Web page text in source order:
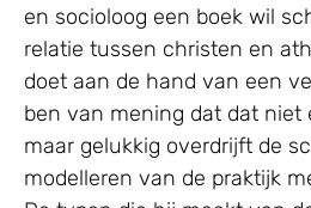
en socioloog een boek wil
relatie tussen christen en
doet aan de hand van een
ben van mening dat dat niet
maar gelukkig overdrijft de
modelleren van de praktijk